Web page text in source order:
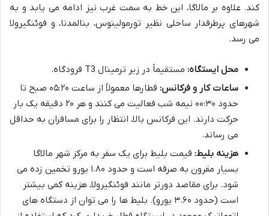
کند. علاوه بر مالاگا، این خط به سمت غرب نیز ادامه می یابد و به
شهرهای پرطرفدار ساحلی نظیر تورمولینوس، بنالمدنا، و فوئنگیرولا
می رسد.
محل ایستگاه: مستقیماً در زیر ترمینال T3 فرودگاه.
ساعات کار و فرکانس:
قطارها معمولاً از ساعت ۰۵:۲۰ صبح تا
حدود ۰۰:۳۰ نیمه شب فعالیت می کنند و هر ۲۰ دقیقه یک بار
حرکت دارند. این فرکانس بالا، انتظار را برای مسافران به حداقل
می رساند.
هزینه بلیط: قیمت بلیط برای یک سفر به مرکز شهر مالاگا
بسیار مقرون به صرفه است و حدود ۱.۸۰ یورو تخمین زده می
شود. برای مقاصد دورتر مانند فوئنگیرولا، هزینه کمی بیشتر
است (حدود ۳.۶۰ یورو). بلیط ها را می توان از دستگاه های